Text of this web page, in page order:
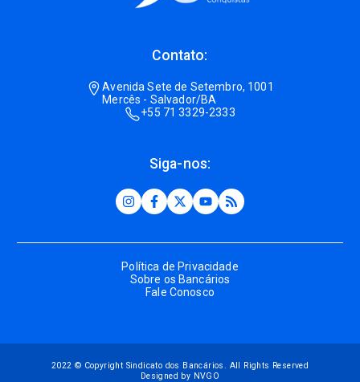
Contato:
Avenida Sete de Setembro, 1001
Mercês - Salvador/BA
+55 71 3329-2333
Siga-nos:
Política de Privacidade
Sobre os Bancários
Fale Conosco
2022 © Copyright Sindicato dos Bancários. All Rights Reserved
Designed by NVGO